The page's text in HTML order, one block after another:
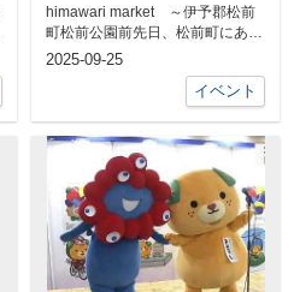
himawari market ～伊予郡松前
町松前公園前先日、松前町にある
韓国料理のお店に行った際来...
2025-09-25
イベント